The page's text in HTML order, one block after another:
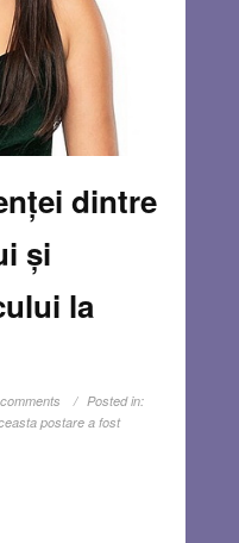
dintre
și
la
Posted in:
postare a fost